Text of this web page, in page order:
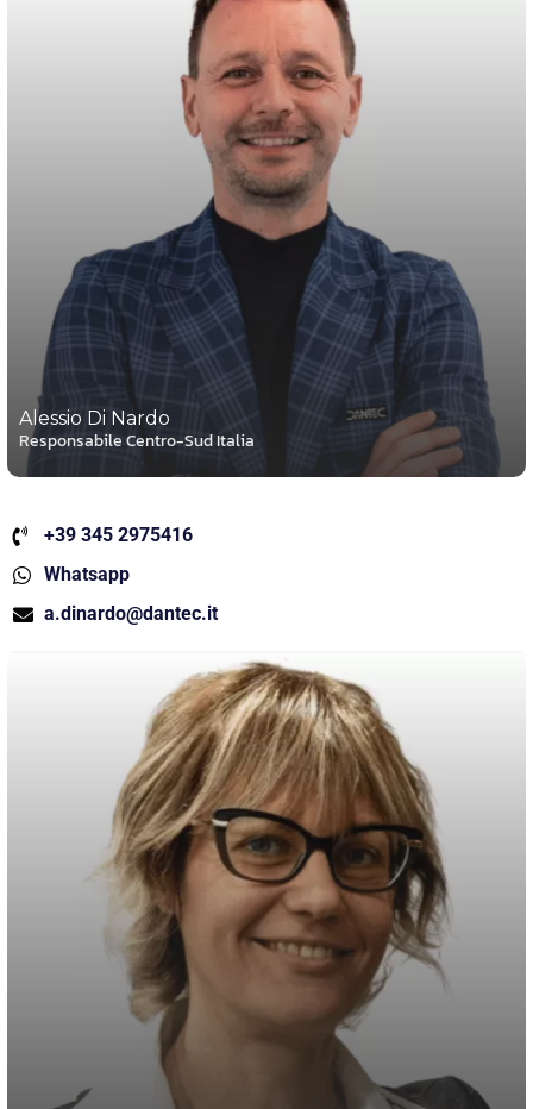
Alessio Di Nardo
Responsabile Centro-Sud Italia
+39 345 2975416
Whatsapp
a.dinardo@dantec.it